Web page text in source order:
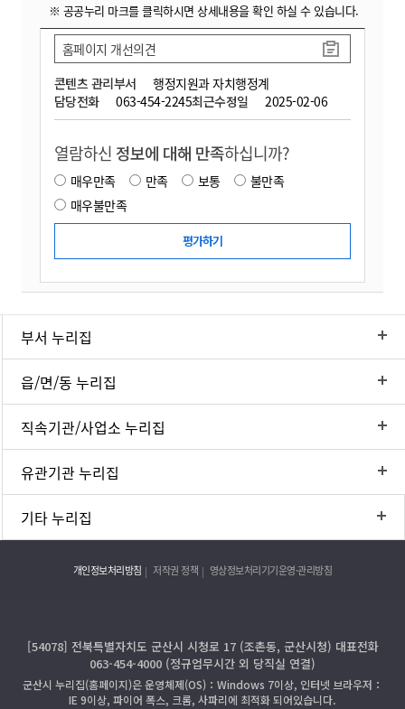
※ 공공누리 마크를 클릭하시면 상세내용을 확인 하실 수 있습니다.
콘텐츠 관리부서
행정지원과 자치행정계
담당전화
063-454-2245최근수정일 2025-02-06
홈페이지 개선의견
열람하신 정보에 대해 만족하십니까?
매우만족 만족 보통
불만족
매우불만족
부서 누리집
읍/면/동 누리집
직속기관/사업소 누리집
유관기관 누리집
기타 누리집
개인정보처리방침 저작권 정책 영상정보처리기기운영·관리방침
[54078] 전북특별자치도 군산시 시청로 17 (조촌동, 군산시청) 대표전화
063-454-4000 (정규업무시간 외 당직실 연결)
군산시 누리집(홈페이지)은 운영체제(OS)：Windows 7이상, 인터넷 브라우저：
IE 9이상, 파이어 폭스, 크롬, 사파리에 최적화 되어있습니다.